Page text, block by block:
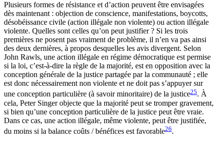
Plusieurs formes de résistance et d’action peuvent être envisagées
dès maintenant : objection de conscience, manifestations, boycotts,
désobéissance civile (action illégale non violente) ou action illégale
violente. Quelles sont celles qu’on peut justifier ? Si les trois
premières ne posent pas vraiment de problème, il n’en va pas ainsi
des deux dernières, à propos desquelles les avis divergent. Selon
John Rawls, une action illégale en régime démocratique est permise
si la loi, c’est-à-dire la règle de la majorité, est en opposition avec la
conception générale de la justice partagée par la communauté ; elle
est donc nécessairement non violente et ne doit pas s’appuyer sur
une conception particulière (à savoir minoritaire) de la justice25. À
cela, Peter Singer objecte que la majorité peut se tromper gravement,
si bien qu’une conception particulière de la justice peut être vraie.
Dans ce cas, une action illégale, même violente, peut être justifiée,
du moins si la balance coûts / bénéfices est favorable26.